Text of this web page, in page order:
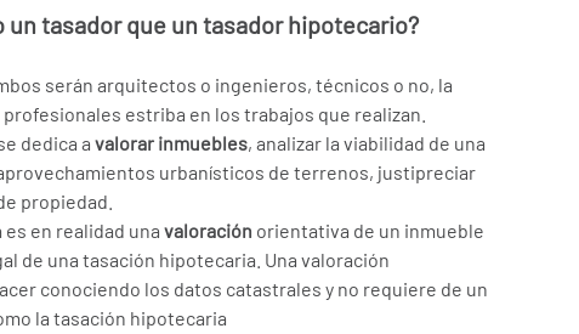
un tasador que un tasador hipotecario?
serán arquitectos o ingenieros, técnicos o no, la
estriba en los trabajos que realizan.
dedica a valorar inmuebles, analizar la viabilidad de una
urbanísticos de terrenos, justipreciar
propiedad.
en realidad una valoración orientativa de un inmueble
de una tasación hipotecaria. Una valoración
conociendo los datos catastrales y no requiere de un
la tasación hipotecaria